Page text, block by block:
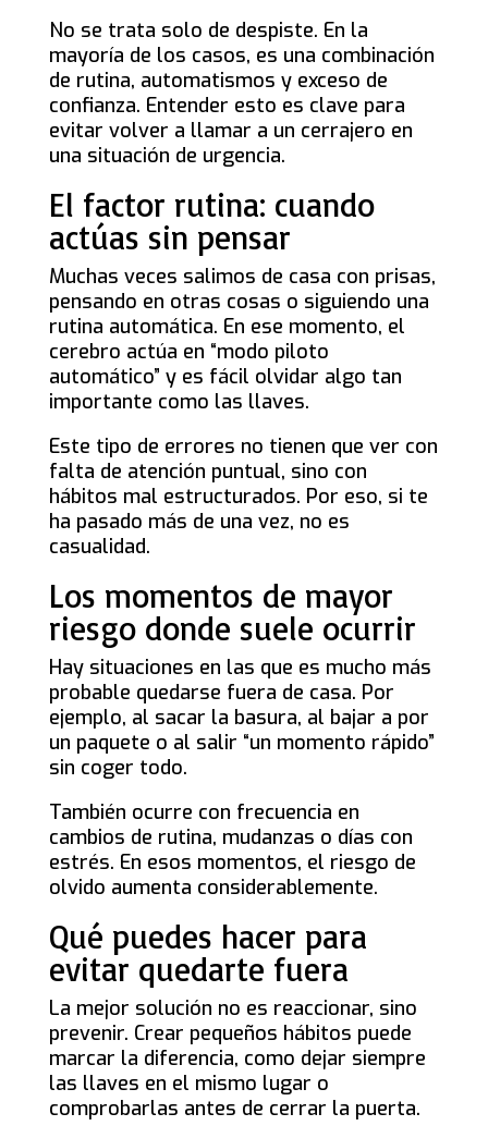
No se trata solo de despiste. En la
mayoría de los casos, es una combinación
de rutina, automatismos y exceso de
confianza. Entender esto es clave para
evitar volver a llamar a un cerrajero en
una situación de urgencia.
El factor rutina: cuando
actúas sin pensar
Muchas veces salimos de casa con prisas,
pensando en otras cosas o siguiendo una
rutina automática. En ese momento, el
cerebro actúa en “modo piloto
automático” y es fácil olvidar algo tan
importante como las llaves.
Este tipo de errores no tienen que ver con
falta de atención puntual, sino con
hábitos mal estructurados. Por eso, si te
ha pasado más de una vez, no es
casualidad.
Los momentos de mayor
riesgo donde suele ocurrir
Hay situaciones en las que es mucho más
probable quedarse fuera de casa. Por
ejemplo, al sacar la basura, al bajar a por
un paquete o al salir “un momento rápido”
sin coger todo.
También ocurre con frecuencia en
cambios de rutina, mudanzas o días con
estrés. En esos momentos, el riesgo de
olvido aumenta considerablemente.
Qué puedes hacer para
evitar quedarte fuera
La mejor solución no es reaccionar, sino
prevenir. Crear pequeños hábitos puede
marcar la diferencia, como dejar siempre
las llaves en el mismo lugar o
comprobarlas antes de cerrar la puerta.